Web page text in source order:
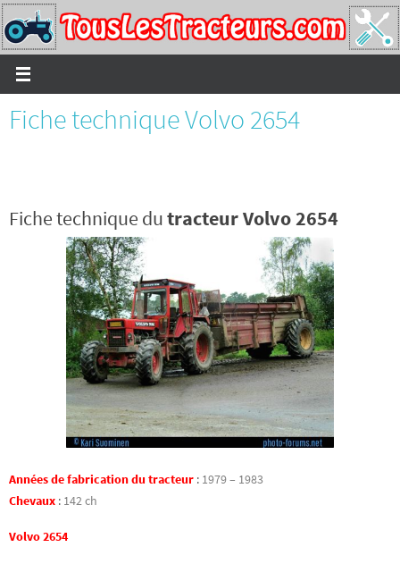
Passer
vers
le
contenu
Fiche technique Volvo 2654
Fiche technique dutracteur Volvo 2654
Années de fabrication du tracteur : 1979 – 1983
Chevaux : 142 ch
Volvo 2654